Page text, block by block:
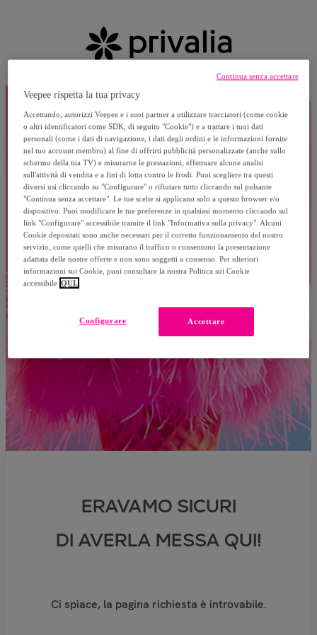
ERAVAMO SICURI
DI AVERLA MESSA QUI!
Ci spiace, la pagina richiesta è introvabile.
Veepee rispetta la tua privacy
Accettando, autorizzi Veepee e i suoi partner a utilizzare tracciatori (come cookie
o altri identificatori come SDK, di seguito "Cookie") e a trattare i tuoi dati
personali (come i dati di navigazione, i dati degli ordini e le informazioni fornite
nel tuo account membro) al fine di offrirti pubblicità personalizzate (anche sullo
schermo della tua TV) e misurarne le prestazioni, effettuare alcune analisi
sull'attività di vendita e a fini di lotta contro le frodi. Puoi scegliere tra questi
diversi usi cliccando su "Configurare" o rifiutare tutto cliccando sul pulsante
"Continua senza accettare". Le tue scelte si applicano solo a questo browser e/o
dispositivo. Puoi modificare le tue preferenze in qualsiasi momento cliccando sul
link "Configurare" accessibile tramite il link "Informativa sulla privacy". Alcuni
Cookie depositati sono anche necessari per il corretto funzionamento del nostro
servizio, come quelli che misurano il traffico o consentono la presentazione
adattata delle nostre offerte e non sono soggetti a consenso. Per ulteriori
informazioni sui Cookie, puoi consultare la nostra Politica sui Cookie
accessibile QUI.
Accettare
Configurare
Continua senza accettare